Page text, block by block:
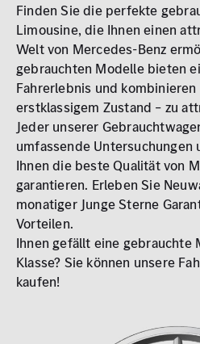
Erstzulassung
2008
Kilometer
0 km
Reichweite (elektrisch)
Finden Sie die perfekte
Limousine, die Ihnen einen
Welt von Mercedes-Benz
gebrauchten Modelle bieten
Fahrerlebnis und
erstklassigem Zustand – zu
Jeder unserer
umfassende
Ihnen die beste Qualität von
garantieren. Erleben Sie
monatiger Junge Sterne
Vorteilen.
Ihnen gefällt eine gebrauchte
Klasse? Sie können unsere
kaufen!